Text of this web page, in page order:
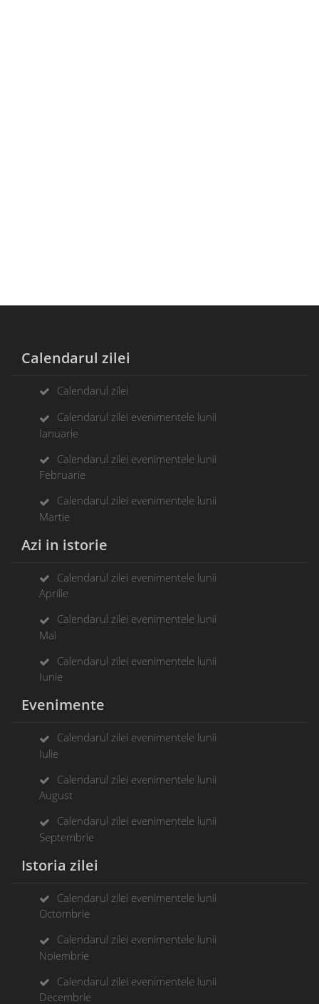
Calendarul zilei
Calendarul zilei
Calendarul zilei evenimentele lunii
Ianuarie
Calendarul zilei evenimentele lunii
Februarie
Calendarul zilei evenimentele lunii
Martie
Azi in istorie
Calendarul zilei evenimentele lunii
Aprilie
Calendarul zilei evenimentele lunii
Mai
Calendarul zilei evenimentele lunii
Iunie
Evenimente
Calendarul zilei evenimentele lunii
Iulie
Calendarul zilei evenimentele lunii
August
Calendarul zilei evenimentele lunii
Septembrie
Istoria zilei
Calendarul zilei evenimentele lunii
Octombrie
Calendarul zilei evenimentele lunii
Noiembrie
Calendarul zilei evenimentele lunii
Decembrie